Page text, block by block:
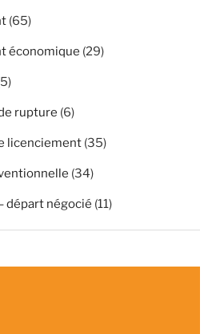
(65)
économique (29)
rupture (6)
licenciement (35)
(34)
départ négocié (11)